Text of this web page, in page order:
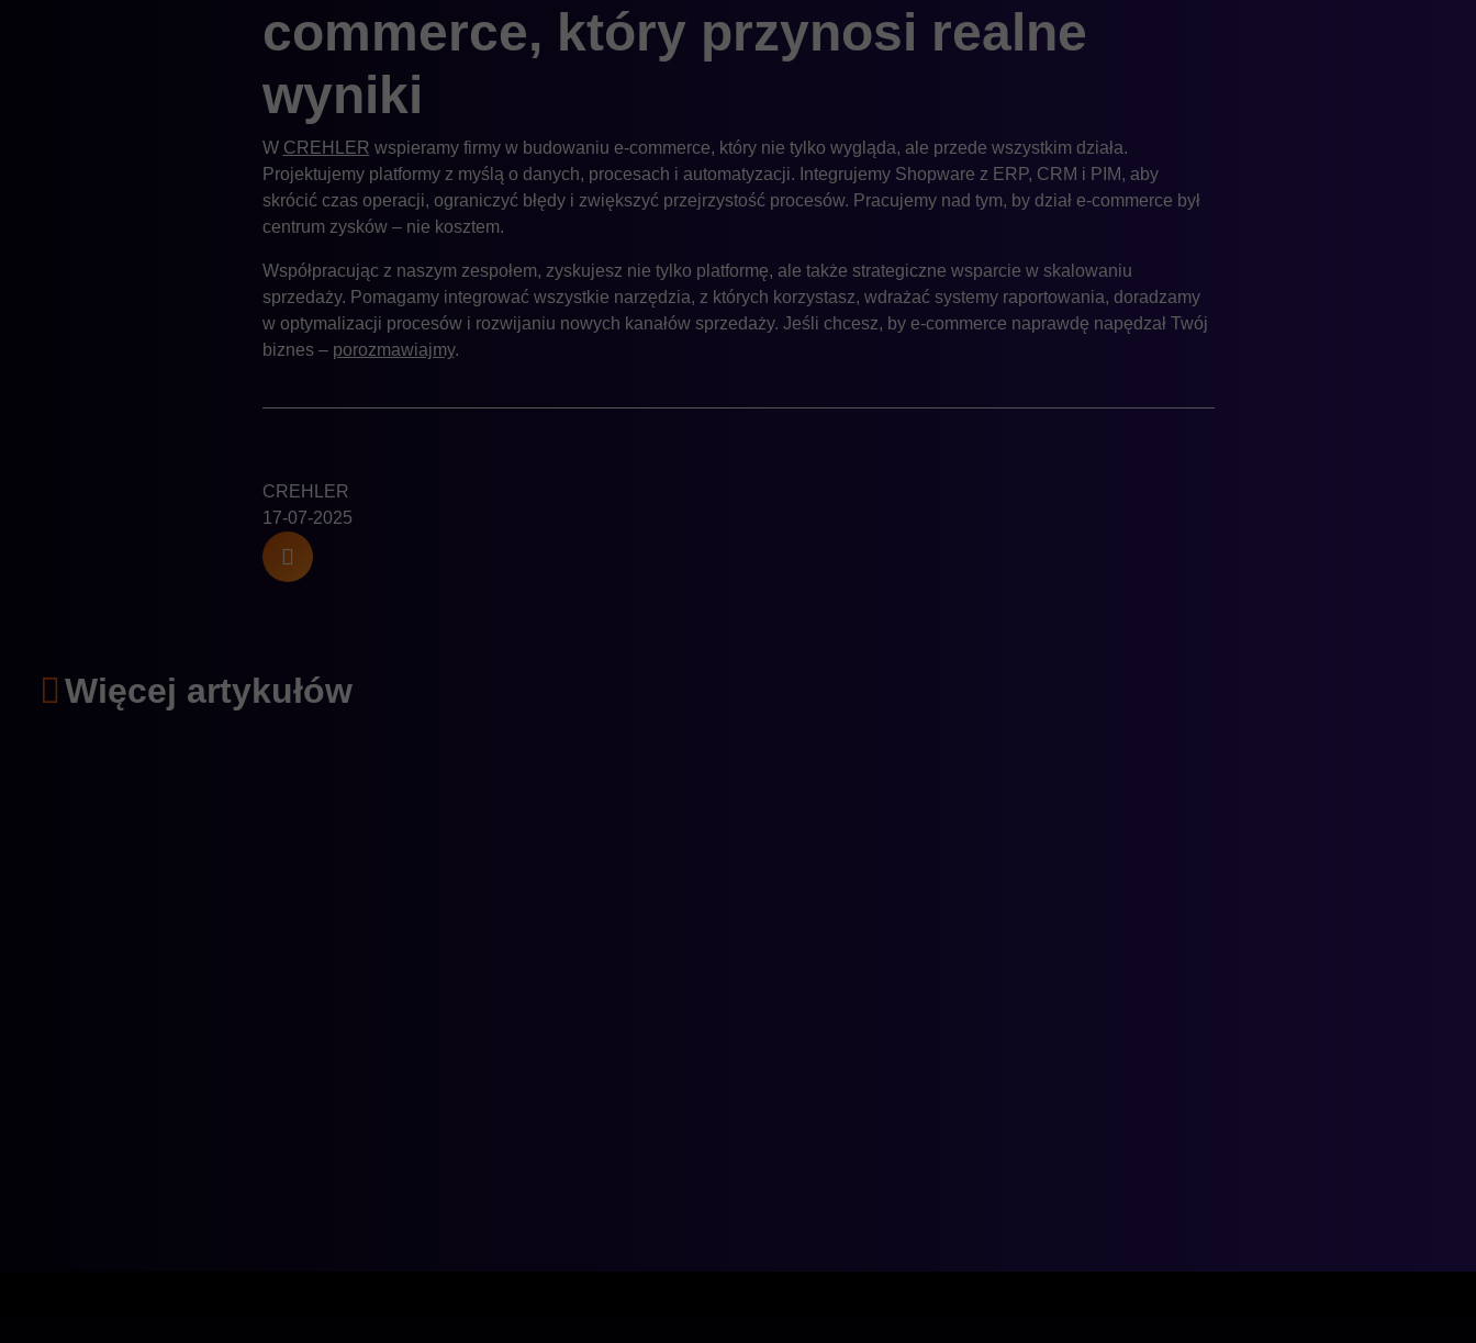
commerce, który przynosi realne
wyniki
W CREHLER wspieramy firmy w budowaniu e-commerce, który nie tylko wygląda, ale przede wszystkim działa.
Projektujemy platformy z myślą o danych, procesach i automatyzacji. Integrujemy Shopware z ERP, CRM i PIM, aby
skrócić czas operacji, ograniczyć błędy i zwiększyć przejrzystość procesów. Pracujemy nad tym, by dział e-commerce był
centrum zysków – nie kosztem.
Współpracując z naszym zespołem, zyskujesz nie tylko platformę, ale także strategiczne wsparcie w skalowaniu
sprzedaży. Pomagamy integrować wszystkie narzędzia, z których korzystasz, wdrażać systemy raportowania, doradzamy
w optymalizacji procesów i rozwijaniu nowych kanałów sprzedaży. Jeśli chcesz, by e-commerce naprawdę napędzał Twój
biznes – porozmawiajmy.
CREHLER
17-07-2025
Więcej artykułów